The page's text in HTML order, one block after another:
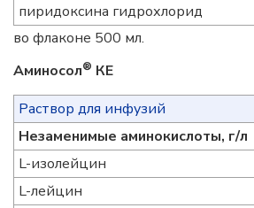
пиридоксина гидрохлорид
во флаконе 500 мл.
Аминосол® КЕ
Раствор для инфузий
Незаменимые аминокислоты, г/л
L-изолейцин
L-лейцин